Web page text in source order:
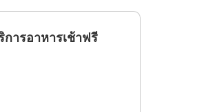
ารอาหารเช้าฟรี